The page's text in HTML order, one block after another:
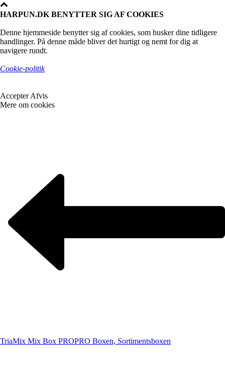
HARPUN.DK BENYTTER SIG AF COOKIES
Denne hjemmeside benytter sig af cookies, som husker dine tidligere
handlinger. På denne måde bliver det hurtigt og nemt for dig at
navigere rundt.
Cookie-politik
Accepter Afvis
Mere om cookies
TriaMix Mix Box PROPRO Boxen, Sortimentsboxen